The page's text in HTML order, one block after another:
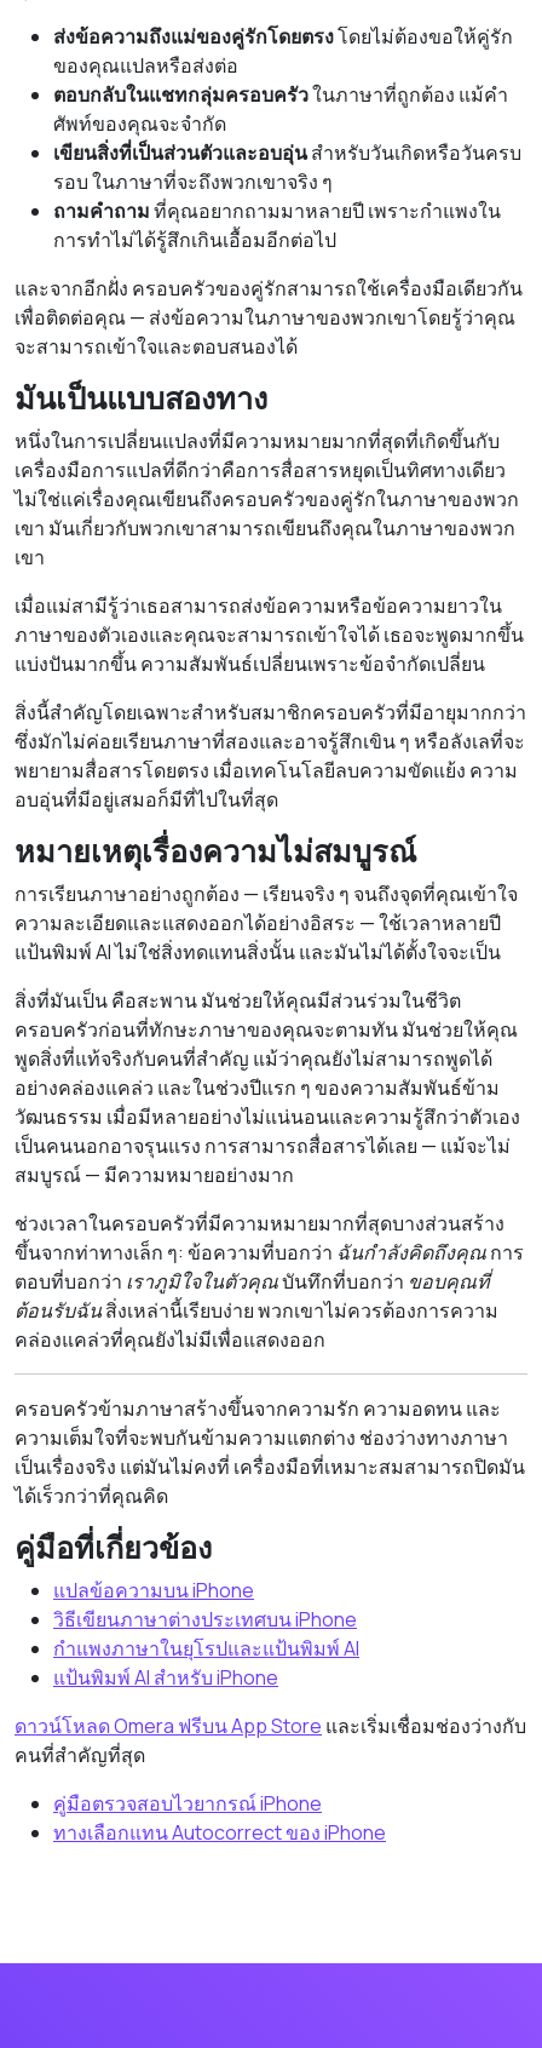
ส่งข้อความถึงแม่ของคู่รักโดยตรงโดยไม่ต้องขอให้คู่รัก
ของคุณแปลหรือส่งต่อ
ตอบกลับในแชทกลุ่มครอบครัวในภาษาที่ถูกต้อง แม้คำ
ศัพท์ของคุณจะจำกัด
เขียนสิ่งที่เป็นส่วนตัวและอบอุ่นสำหรับวันเกิดหรือวันครบ
รอบ ในภาษาที่จะถึงพวกเขาจริง ๆ
ถามคำถามที่คุณอยากถามมาหลายปี เพราะกำแพงใน
การทำไม่ได้รู้สึกเกินเอื้อมอีกต่อไป
และจากอีกฝั่ง ครอบครัวของคู่รักสามารถใช้เครื่องมือเดียวกัน
เพื่อติดต่อคุณ — ส่งข้อความในภาษาของพวกเขาโดยรู้ว่าคุณ
จะสามารถเข้าใจและตอบสนองได้
มันเป็นแบบสองทาง
หนึ่งในการเปลี่ยนแปลงที่มีความหมายมากที่สุดที่เกิดขึ้นกับ
เครื่องมือการแปลที่ดีกว่าคือการสื่อสารหยุดเป็นทิศทางเดียว
ไม่ใช่แค่เรื่องคุณเขียนถึงครอบครัวของคู่รักในภาษาของพวก
เขา มันเกี่ยวกับพวกเขาสามารถเขียนถึงคุณในภาษาของพวก
เขา
เมื่อแม่สามีรู้ว่าเธอสามารถส่งข้อความหรือข้อความยาวใน
ภาษาของตัวเองและคุณจะสามารถเข้าใจได้ เธอจะพูดมากขึ้น
แบ่งปันมากขึ้น ความสัมพันธ์เปลี่ยนเพราะข้อจำกัดเปลี่ยน
สิ่งนี้สำคัญโดยเฉพาะสำหรับสมาชิกครอบครัวที่มีอายุมากกว่า
ซึ่งมักไม่ค่อยเรียนภาษาที่สองและอาจรู้สึกเขิน ๆ หรือลังเลที่จะ
พยายามสื่อสารโดยตรง เมื่อเทคโนโลยีลบความขัดแย้ง ความ
อบอุ่นที่มีอยู่เสมอก็มีที่ไปในที่สุด
หมายเหตุเรื่องความไม่สมบูรณ์
การเรียนภาษาอย่างถูกต้อง — เรียนจริง ๆ จนถึงจุดที่คุณเข้าใจ
ความละเอียดและแสดงออกได้อย่างอิสระ — ใช้เวลาหลายปี
แป้นพิมพ์ AI ไม่ใช่สิ่งทดแทนสิ่งนั้น และมันไม่ได้ตั้งใจจะเป็น
สิ่งที่มันเป็น คือสะพาน มันช่วยให้คุณมีส่วนร่วมในชีวิต
ครอบครัวก่อนที่ทักษะภาษาของคุณจะตามทัน มันช่วยให้คุณ
พูดสิ่งที่แท้จริงกับคนที่สำคัญ แม้ว่าคุณยังไม่สามารถพูดได้
อย่างคล่องแคล่ว และในช่วงปีแรก ๆ ของความสัมพันธ์ข้าม
วัฒนธรรม เมื่อมีหลายอย่างไม่แน่นอนและความรู้สึกว่าตัวเอง
เป็นคนนอกอาจรุนแรง การสามารถสื่อสารได้เลย — แม้จะไม่
สมบูรณ์ — มีความหมายอย่างมาก
ช่วงเวลาในครอบครัวที่มีความหมายมากที่สุดบางส่วนสร้าง
ขึ้นจากท่าทางเล็ก ๆ: ข้อความที่บอกว่า ฉันกำลังคิดถึงคุณการ
ตอบที่บอกว่า เราภูมิใจในตัวคุณบันทึกที่บอกว่า ขอบคุณที่
ต้อนรับฉันสิ่งเหล่านี้เรียบง่าย พวกเขาไม่ควรต้องการความ
คล่องแคล่วที่คุณยังไม่มีเพื่อแสดงออก
ครอบครัวข้ามภาษาสร้างขึ้นจากความรัก ความอดทน และ
ความเต็มใจที่จะพบกันข้ามความแตกต่าง ช่องว่างทางภาษา
เป็นเรื่องจริง แต่มันไม่คงที่ เครื่องมือที่เหมาะสมสามารถปิดมัน
ได้เร็วกว่าที่คุณคิด
คู่มือที่เกี่ยวข้อง
แปลข้อความบน iPhone
วิธีเขียนภาษาต่างประเทศบน iPhone
กำแพงภาษาในยุโรปและแป้นพิมพ์ AI
แป้นพิมพ์ AI สำหรับ iPhone
ดาวน์โหลด Omera ฟรีบน App Store และเริ่มเชื่อมช่องว่างกับ
คนที่สำคัญที่สุด
คู่มือตรวจสอบไวยากรณ์ iPhone
ทางเลือกแทน Autocorrect ของ iPhone